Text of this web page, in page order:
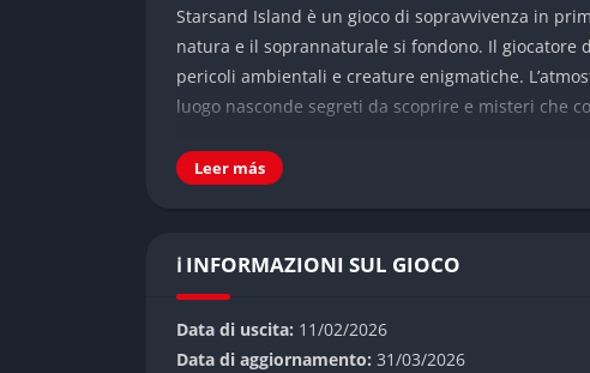
Starsand Island è un gioco di sopravvivenza in
natura e il soprannaturale si fondono. Il giocatore
pericoli ambientali e creature enigmatiche.
luogo nasconde segreti da scoprire e misteri che
👉 Caratteristiche principali di
Mondo aperto dinamico
L’isola cambia con il tempo, il clima e le azioni del
influenzano non solo l’esplorazione, ma anche la
Crafting e costruzione
Leer más
ℹ️ INFORMAZIONI SUL GIOCO
Data di uscita: 11/02/2026
Data di aggiornamento: 31/03/2026